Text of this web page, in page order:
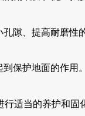
隙、提高耐磨性
保护地面的作用
行适当的养护和固